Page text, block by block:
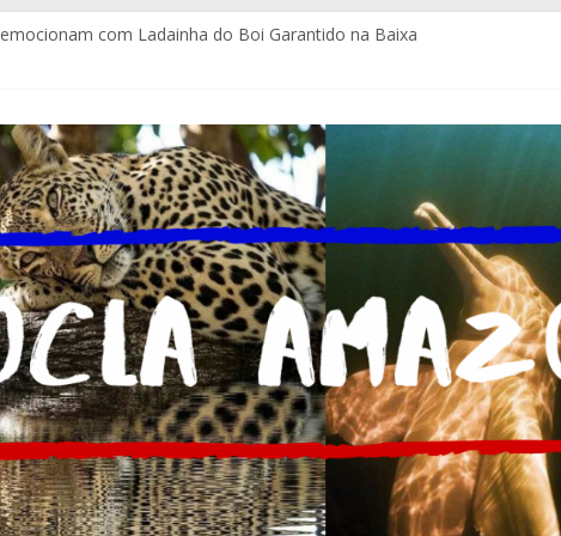
com Ladainha do Boi Garantido na Baixa
e com certificação da Coca-Cola Brasil ajudam pequenos
atendimento policial com Delegacia do Turista no Bumbódromo